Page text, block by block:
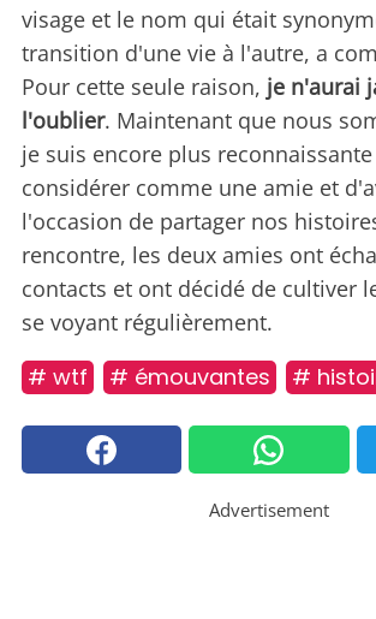
visage et le nom qui était
transition d'une vie à l'autre, a
Pour cette seule raison, je n'aurai
l'oublier. Maintenant que nous
je suis encore plus
considérer comme une amie et
l'occasion de partager nos
rencontre, les deux amies ont
contacts et ont décidé de cultiver
se voyant régulièrement.
# wtf # émouvantes #
Advertisement